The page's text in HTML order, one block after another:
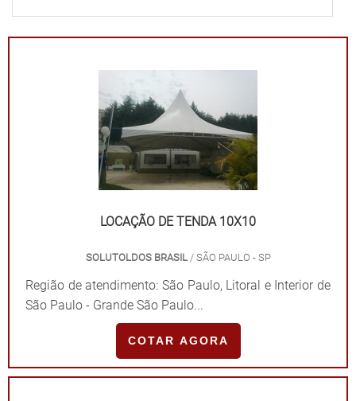
LOCAÇÃO DE TENDA 10X10
SOLUTOLDOS BRASIL / SÃO PAULO - SP
Região de atendimento: São Paulo, Litoral e Interior de
São Paulo - Grande São Paulo...
COTAR AGORA